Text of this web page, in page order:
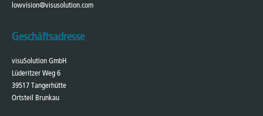
lowvision@visusolution.com
Geschäftsadresse
visuSolution GmbH
Lüderitzer Weg 6
39517 Tangerhütte
Ortsteil Brunkau